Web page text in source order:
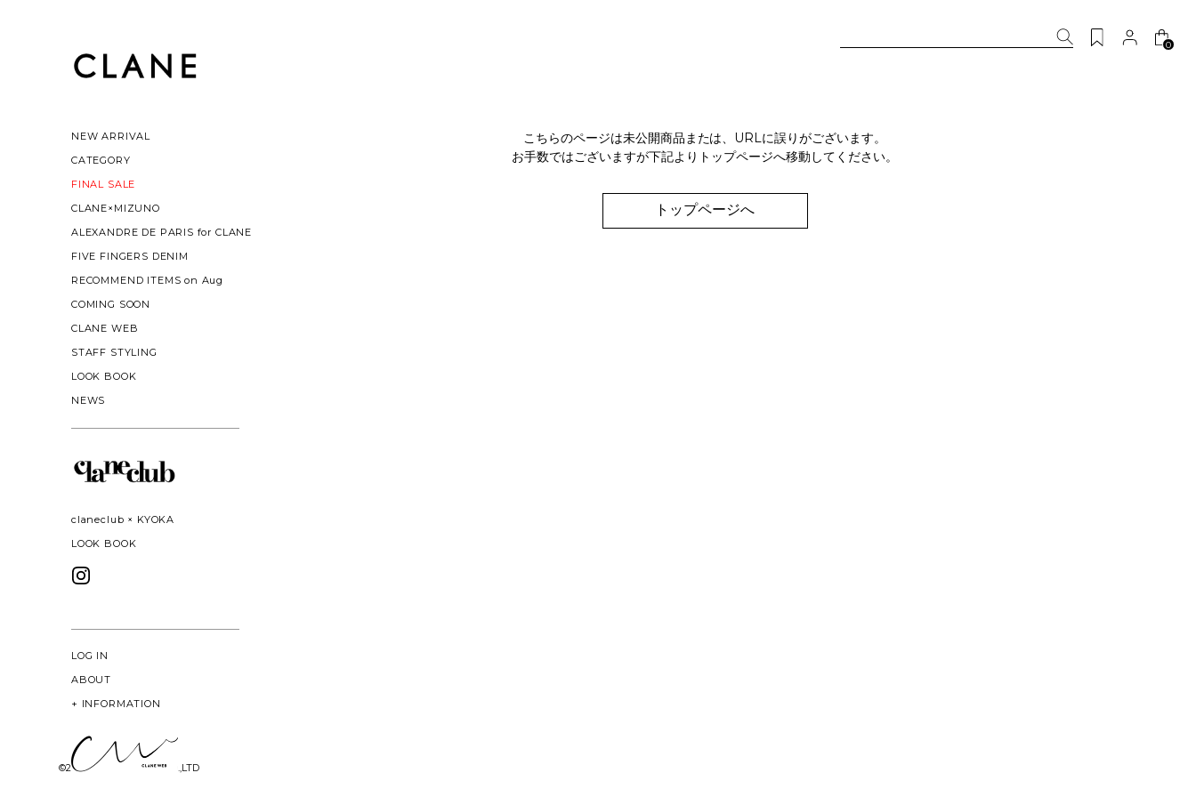
NEW ARRIVAL
CATEGORY
FINAL SALE
CLANE×MIZUNO
ALEXANDRE DE PARIS for CLANE
FIVE FINGERS DENIM
RECOMMEND ITEMS on Aug
COMING SOON
CLANE WEB
STAFF STYLING
LOOK BOOK
NEWS
claneclub × KYOKA
LOOK BOOK
LOG IN
ABOUT
+ INFORMATION
0
こちらのページは未公開商品または、URLに誤りがございます。
お手数ではございますが下記よりトップページへ移動してください。
トップページへ
©2026 CLANE DESIGN CO.,LTD